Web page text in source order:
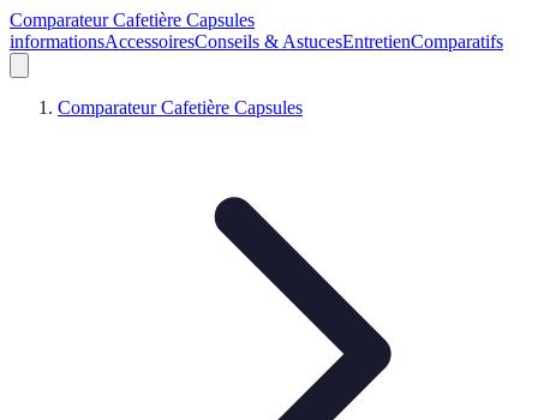
Comparateur Cafetière Capsules
informationsAccessoiresConseils & AstucesEntretienComparatifs
Comparateur Cafetière Capsules